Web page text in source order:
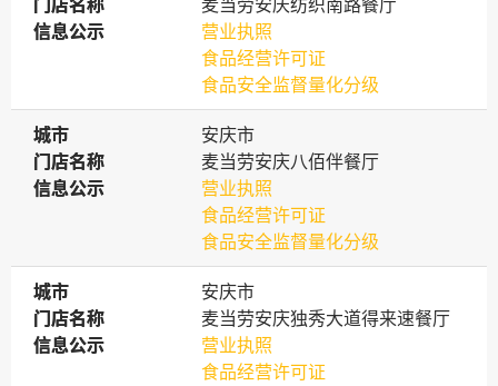
门店名称
门店名称
麦当劳安庆纺织南路餐厅
信息公示
信息公示
营业执照
食品经营许可证
食品安全监督量化分级
城市
城市
安庆市
门店名称
门店名称
麦当劳安庆八佰伴餐厅
信息公示
信息公示
营业执照
食品经营许可证
食品安全监督量化分级
城市
城市
安庆市
门店名称
门店名称
麦当劳安庆独秀大道得来速餐厅
信息公示
信息公示
营业执照
食品经营许可证